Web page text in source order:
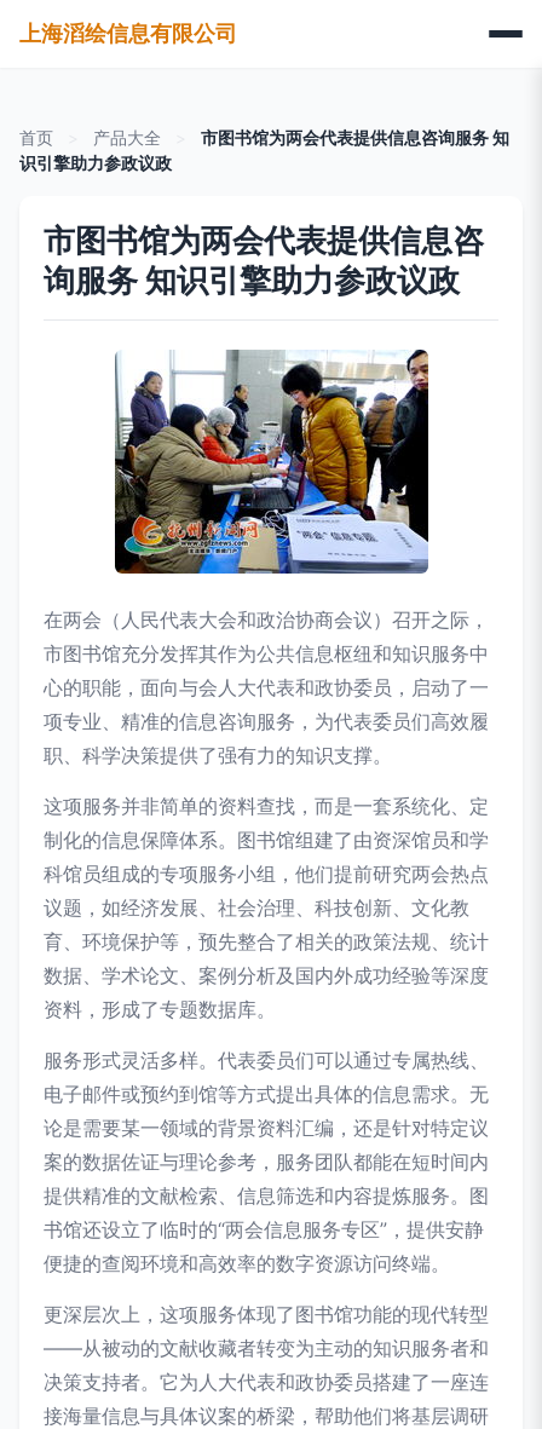
上海滔绘信息有限公司
首页 产品大全
市图书馆为两会代表提供信息咨询服务 知
识引擎助力参政议政
市图书馆为两会代表提供信息咨
询服务 知识引擎助力参政议政
在两会（人民代表大会和政治协商会议）召开之际，
市图书馆充分发挥其作为公共信息枢纽和知识服务中
心的职能，面向与会人大代表和政协委员，启动了一
项专业、精准的信息咨询服务，为代表委员们高效履
职、科学决策提供了强有力的知识支撑。
这项服务并非简单的资料查找，而是一套系统化、定
制化的信息保障体系。图书馆组建了由资深馆员和学
科馆员组成的专项服务小组，他们提前研究两会热点
议题，如经济发展、社会治理、科技创新、文化教
育、环境保护等，预先整合了相关的政策法规、统计
数据、学术论文、案例分析及国内外成功经验等深度
资料，形成了专题数据库。
服务形式灵活多样。代表委员们可以通过专属热线、
电子邮件或预约到馆等方式提出具体的信息需求。无
论是需要某一领域的背景资料汇编，还是针对特定议
案的数据佐证与理论参考，服务团队都能在短时间内
提供精准的文献检索、信息筛选和内容提炼服务。图
书馆还设立了临时的“两会信息服务专区”，提供安静
便捷的查阅环境和高效率的数字资源访问终端。
更深层次上，这项服务体现了图书馆功能的现代转型
——从被动的文献收藏者转变为主动的知识服务者和
决策支持者。它为人大代表和政协委员搭建了一座连
接海量信息与具体议案的桥梁，帮助他们将基层调研